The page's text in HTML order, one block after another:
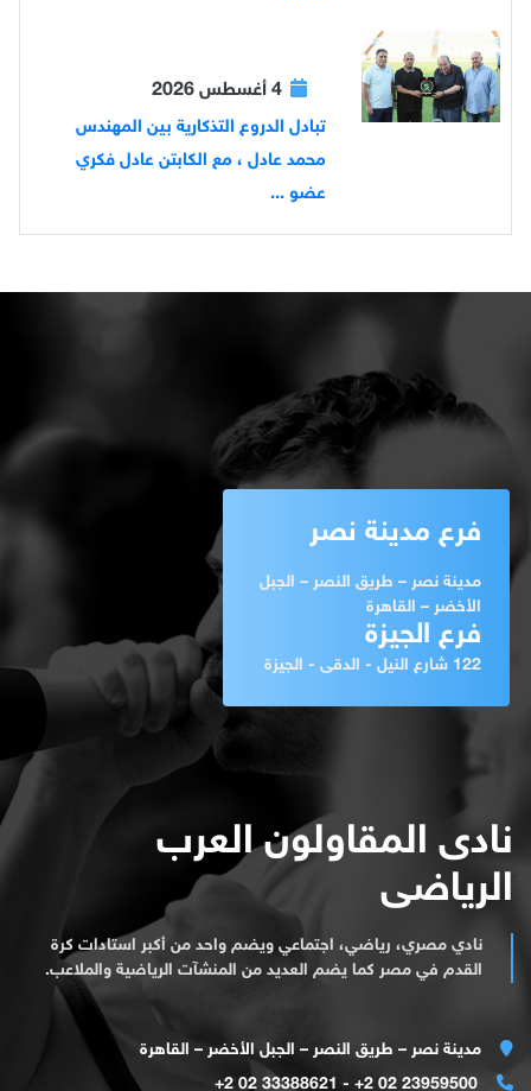
تبادل الدروع التذكارية بين المهندس
محمد عادل ، مع الكابتن عادل فكري
عضو ...
فرع مدينة نصر
مدينة نصر – طريق النصر – الجبل
الأخضر – القاهرة
فرع الجيزة
122 شارع النيل - الدقى - الجيزة
نادى المقاولون العرب
الرياضى
نادي مصري، رياضي، اجتماعي ويضم واحد من أكبر استادات كرة
القدم في مصر كما يضم العديد من المنشآت الرياضية والملاعب.
مدينة نصر – طريق النصر – الجبل الأخضر – القاهرة
23959500 02 2+ - 33388621 02 2+